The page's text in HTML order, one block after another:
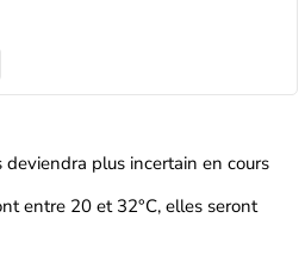
plus incertain en cours
entre 20 et 32°C, elles seront